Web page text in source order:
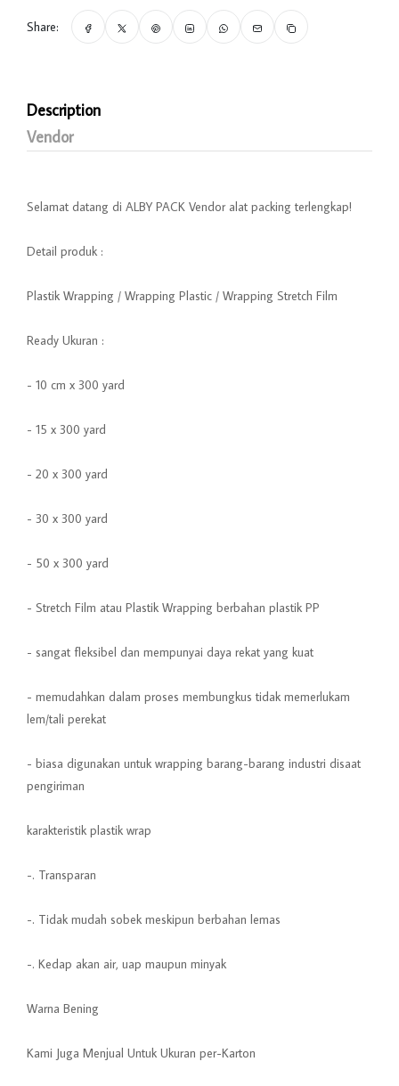
Share:
Description
Vendor
Selamat datang di ALBY PACK Vendor alat packing terlengkap!
Detail produk :
Plastik Wrapping / Wrapping Plastic / Wrapping Stretch Film
Ready Ukuran :
- 10 cm x 300 yard
- 15 x 300 yard
- 20 x 300 yard
- 30 x 300 yard
- 50 x 300 yard
- Stretch Film atau Plastik Wrapping berbahan plastik PP
- sangat fleksibel dan mempunyai daya rekat yang kuat
- memudahkan dalam proses membungkus tidak memerlukam
lem/tali perekat
- biasa digunakan untuk wrapping barang-barang industri disaat
pengiriman
karakteristik plastik wrap
-. Transparan
-. Tidak mudah sobek meskipun berbahan lemas
-. Kedap akan air, uap maupun minyak
Warna Bening
Kami Juga Menjual Untuk Ukuran per-Karton